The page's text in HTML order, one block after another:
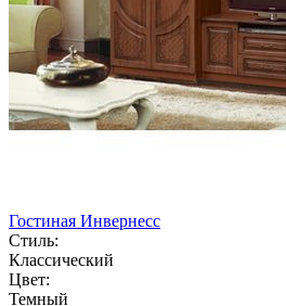
Гостиная Инвернесс
Стиль:
Классический
Цвет:
Темный